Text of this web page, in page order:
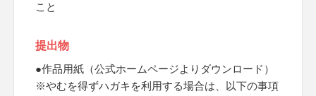
こと
提出物
●作品用紙（公式ホームページよりダウンロード）
※やむを得ずハガキを利用する場合は、以下の事項